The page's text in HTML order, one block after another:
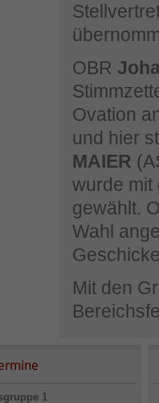
OBR
Ovation
und hier
MAIER
wurde
gewählt.
Wahl
Mit den
1